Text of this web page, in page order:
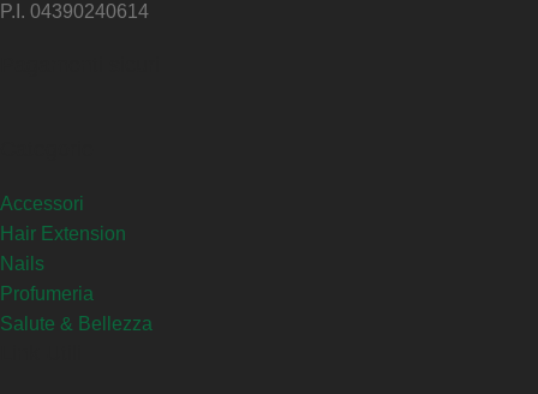
P.I. 04390240614
Accessori
Hair Extension
Nails
Profumeria
Salute & Bellezza